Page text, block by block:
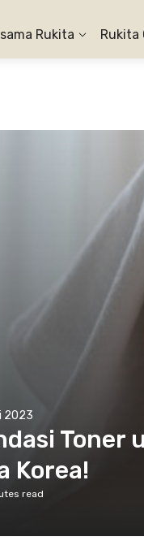
Rukita Rukita
2023
Toner
Korea!
read